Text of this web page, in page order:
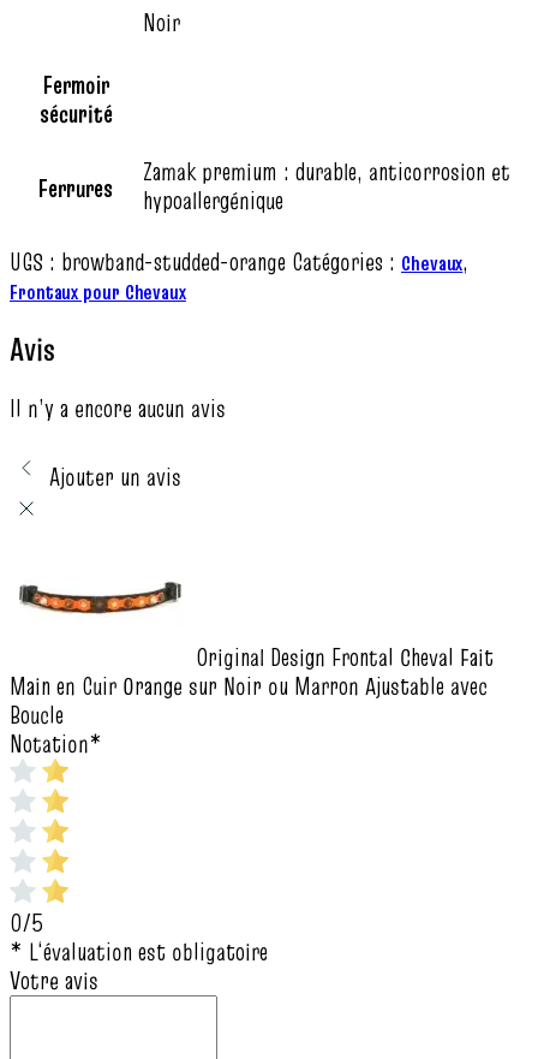
Noir
Fermoir
sécurité
Ferrures
Zamak premium : durable, anticorrosion et
hypoallergénique
UGS : browband-studded-orange Catégories : Chevaux,
Frontaux pour Chevaux
Avis
Il n’y a encore aucun avis
Ajouter un avis
Original Design Frontal Cheval Fait
Main en Cuir Orange sur Noir ou Marron Ajustable avec
Boucle
Notation*
0/5
* L‘évaluation est obligatoire
Votre avis